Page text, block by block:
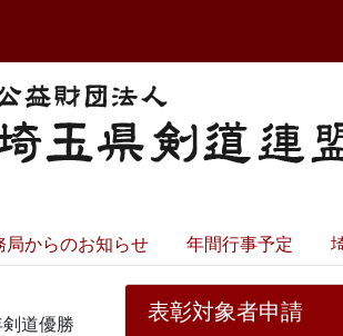
局からのお知らせ 年間行事予定
道優勝
表彰対象者申請